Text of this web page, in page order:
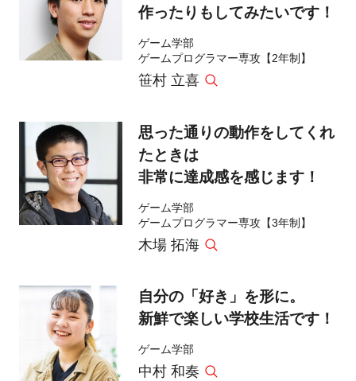
作ったりもしてみたいです！
ゲーム学部
ゲームプログラマー専攻【2年制】
笹村 立喜
思った通りの動作をしてくれ
たときは
非常に達成感を感じます！
ゲーム学部
ゲームプログラマー専攻【3年制】
木場 拓海
自分の「好き」を形に。
新鮮で楽しい学校生活です！
ゲーム学部
中村 和奏